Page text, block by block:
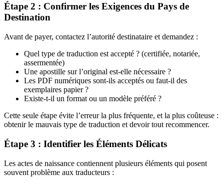
Étape 2 : Confirmer les Exigences du Pays de
Destination
Avant de payer, contactez l’autorité destinataire et demandez :
Quel type de traduction est accepté ? (certifiée, notariée,
assermentée)
Une apostille sur l’original est-elle nécessaire ?
Les PDF numériques sont-ils acceptés ou faut-il des
exemplaires papier ?
Existe-t-il un format ou un modèle préféré ?
Cette seule étape évite l’erreur la plus fréquente, et la plus coûteuse :
obtenir le mauvais type de traduction et devoir tout recommencer.
Étape 3 : Identifier les Éléments Délicats
Les actes de naissance contiennent plusieurs éléments qui posent
souvent problème aux traducteurs :